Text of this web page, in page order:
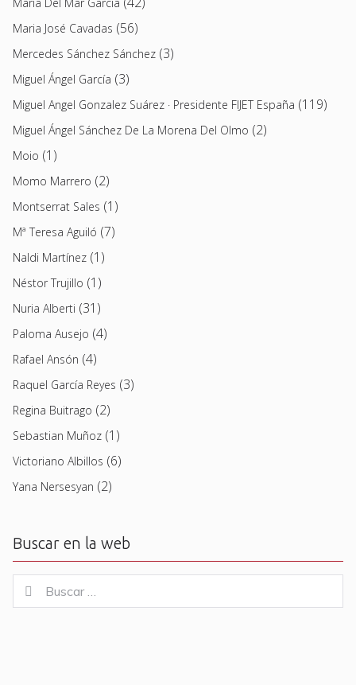
Maria José Cavadas (56)
Mercedes Sánchez Sánchez (3)
Miguel Ángel García (3)
Miguel Angel Gonzalez Suárez · Presidente FIJET España (119)
Miguel Ángel Sánchez De La Morena Del Olmo (2)
Moio (1)
Momo Marrero (2)
Montserrat Sales (1)
Mª Teresa Aguiló (7)
Naldi Martínez (1)
Néstor Trujillo (1)
Nuria Alberti (31)
Paloma Ausejo (4)
Rafael Ansón (4)
Raquel García Reyes (3)
Regina Buitrago (2)
Sebastian Muñoz (1)
Victoriano Albillos (6)
Yana Nersesyan (2)
Buscar en la web
for:
Buscar